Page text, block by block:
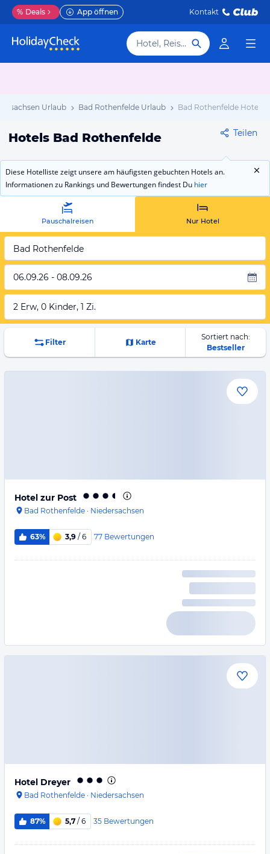
% Deals App öffnen Kontakt
Hotel, Reiseziel
Urlaub Bad Rothenfelde Urlaub Bad Rothenfelde Hotels
Hotels Bad Rothenfelde Teilen
Diese Hotelliste zeigt unsere am häufigsten gebuchten Hotels an.
Informationen zu Rankings und Bewertungen findest Du hier
Pauschalreisen Nur Hotel
Bad Rothenfelde
06.09.26 - 08.09.26
2 Erw, 0 Kinder, 1 Zi.
Filter Karte
Sortiert nach:
Bestseller
Hotel zur Post
Bad Rothenfelde · Niedersachsen
63% 3,9 / 6 77 Bewertungen
Hotel Dreyer
Bad Rothenfelde · Niedersachsen
87% 5,7 / 6 35 Bewertungen